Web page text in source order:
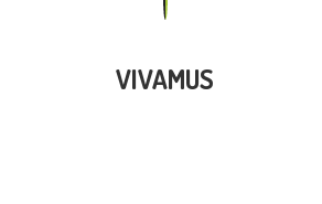
VIVAMUS